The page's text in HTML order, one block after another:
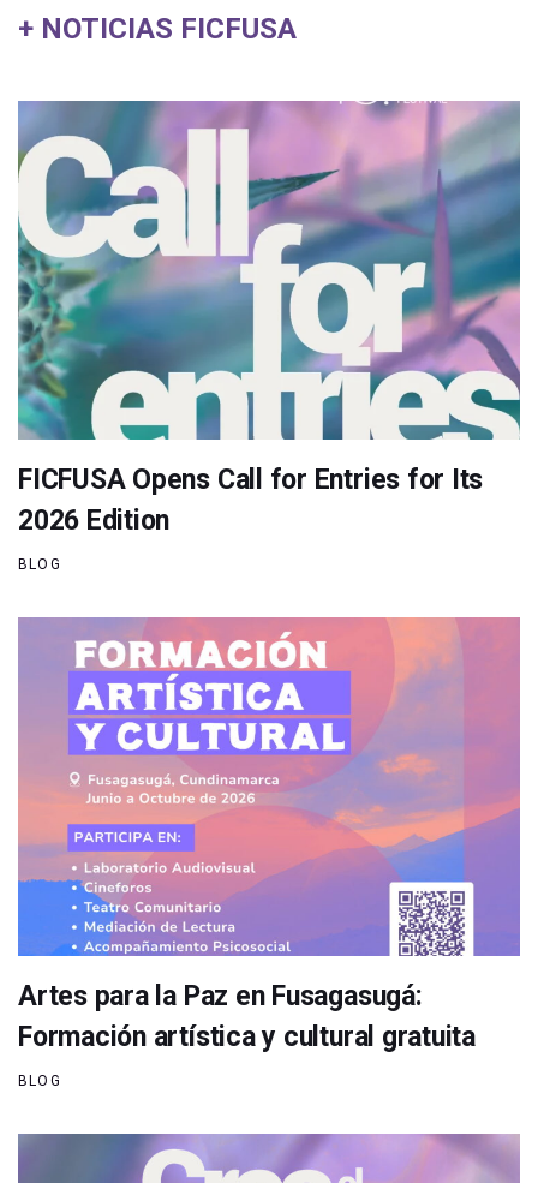
+ NOTICIAS FICFUSA
FICFUSA Opens Call for Entries for Its
2026 Edition
BLOG
Artes para la Paz en Fusagasugá:
Formación artística y cultural gratuita
BLOG